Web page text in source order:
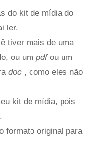
do kit de mídia do
ler.
tiver mais de uma
ou um pdf ou um
doc , como eles não
kit de mídia, pois
formato original para